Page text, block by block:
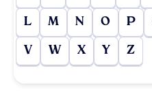
L M N O P
V W X Y Z